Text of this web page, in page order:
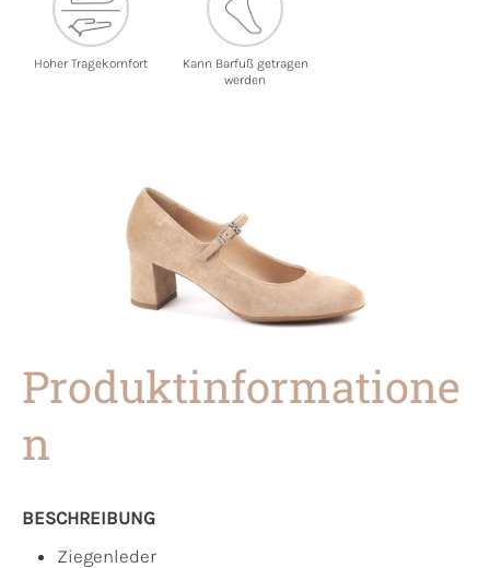
Hoher Tragekomfort
Kann Barfuß getragen
werden
Produktinformatione
n
BESCHREIBUNG
Ziegenleder